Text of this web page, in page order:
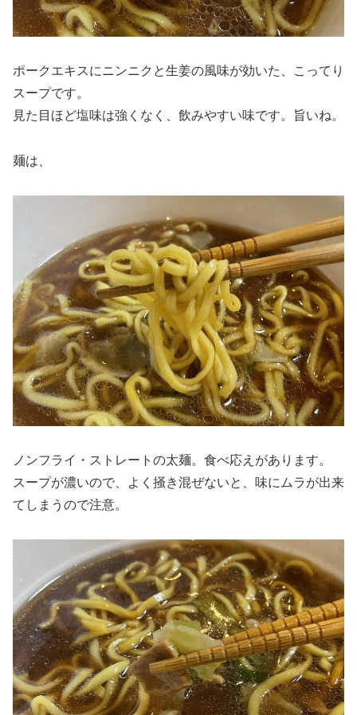
ポークエキスにニンニクと生姜の風味が効いた、こってり
スープです。
見た目ほど塩味は強くなく、飲みやすい味です。旨いね。
麺は、
ノンフライ・ストレートの太麺。食べ応えがあります。
スープが濃いので、よく掻き混ぜないと、味にムラが出来
てしまうので注意。